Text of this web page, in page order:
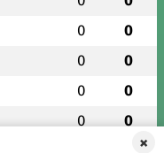
×
0 0
0 0
0 0
0 0